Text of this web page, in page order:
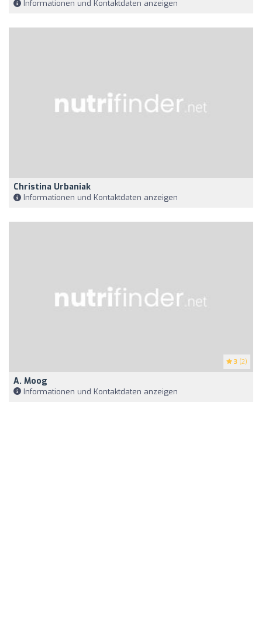
Informationen und Kontaktdaten anzeigen
Christina Urbaniak
Informationen und Kontaktdaten anzeigen
3 (2)
A. Moog
Informationen und Kontaktdaten anzeigen